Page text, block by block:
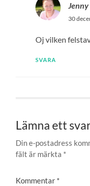
Jenny
30
Oj vilken
SVARA
Lämna ett
Din e-postadress
fält är märkta *
Kommentar *